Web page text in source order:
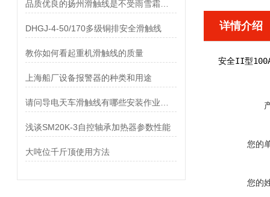
DHGJ-4-50/170多级铜排安全滑触线
教你如何看起重机滑触线的质量
上海船厂设备报警器的种类和用途
浅谈SM20K-3自控轴承加热器参数性能
大吨位千斤顶使用方法
详情介绍
安全II型
您的
您的